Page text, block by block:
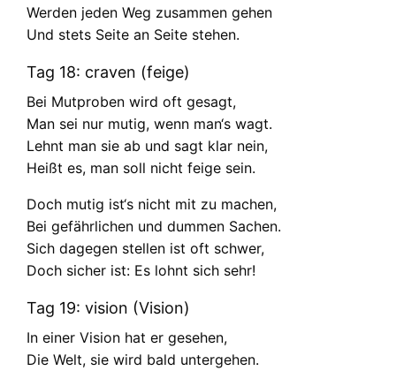
Werden jeden Weg zusammen gehen
Und stets Seite an Seite stehen.
Tag 18: craven (feige)
Bei Mutproben wird oft gesagt,
Man sei nur mutig, wenn man‘s wagt.
Lehnt man sie ab und sagt klar nein,
Heißt es, man soll nicht feige sein.
Doch mutig ist‘s nicht mit zu machen,
Bei gefährlichen und dummen Sachen.
Sich dagegen stellen ist oft schwer,
Doch sicher ist: Es lohnt sich sehr!
Tag 19: vision (Vision)
In einer Vision hat er gesehen,
Die Welt, sie wird bald untergehen.